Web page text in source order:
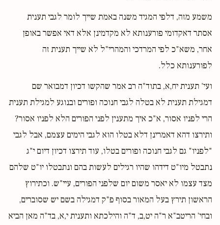
משמע מזה, דלפי המגיד משנה באמת שייך לומר לגבי תענית
אסתר דאקדומי פורענותא לא מקדמינן אלא דאי אפשר באופן
אחר, משא"כ לפי המרדכי והמהרי"ל לא שייך תענית זה
לפורענותא כלל.
ועי' תענית יח,א, בתוד"ה רב אמר שהקשו דכיון דמבואר שם
דמגילת תענית לא בטלה לגבי חנוכה ופורים ובנוגע למגילת תענית
הרי לפניו אסור, א"כ איך מתענין לפני הפורים הלא לפניו אסור?
ותירצו דהא דאמרינן דלא בטלו הוא לגבי הימים עצמם, אבל לגבי
"לפניו" גם לגבי חנוכה ופורים בטלו, עוד תירצו דכיון דיום י"ג
נתבטל מיו"ט דידהו שהיו רגילים לעשות בהם ונתבטלו יו"ט שלהם
מצד עצמו לא יאסר משום יום שלפני הפורים, עיי"ש. וכתירוץ
הראשון תירץ בעל המאור בסוף פ"ק דמגילה בשם יש שסוברים,
ובחי' הריטב"א ר"ה יט,ב, ד"ה והילכתא ותענית י,א, בד"ה מאן הביא